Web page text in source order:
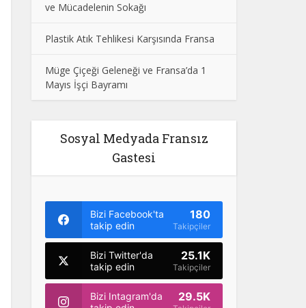
ve Mücadelenin Sokağı
Plastik Atık Tehlikesi Karşısında Fransa
Müge Çiçeği Geleneği ve Fransa’da 1
Mayıs İşçi Bayramı
Sosyal Medyada Fransız
Gastesi
Bizi Facebook'ta
takip edin
180
Takipçiler
Bizi Twitter'da
takip edin
25.1K
Takipçiler
Bizi Intagram'da
29.5K